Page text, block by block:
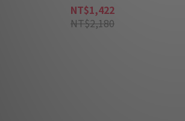
NT$1,422
NT$2,180